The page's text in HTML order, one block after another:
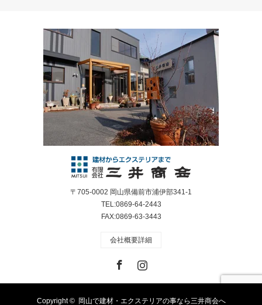
〒705-0002 岡山県備前市浦伊部341-1
TEL:0869-64-2443
FAX:0869-63-3443
会社概要詳細
Copyright © 岡山で建材・エクステリアの事なら三井商会へ